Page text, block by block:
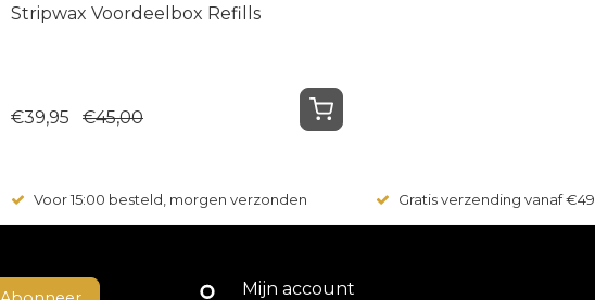
Stripwax Voordeelbox Refills
€39,95 €45,00
Voor 15:00 besteld, morgen verzonden Gratis verzending vanaf €49
Mijn account